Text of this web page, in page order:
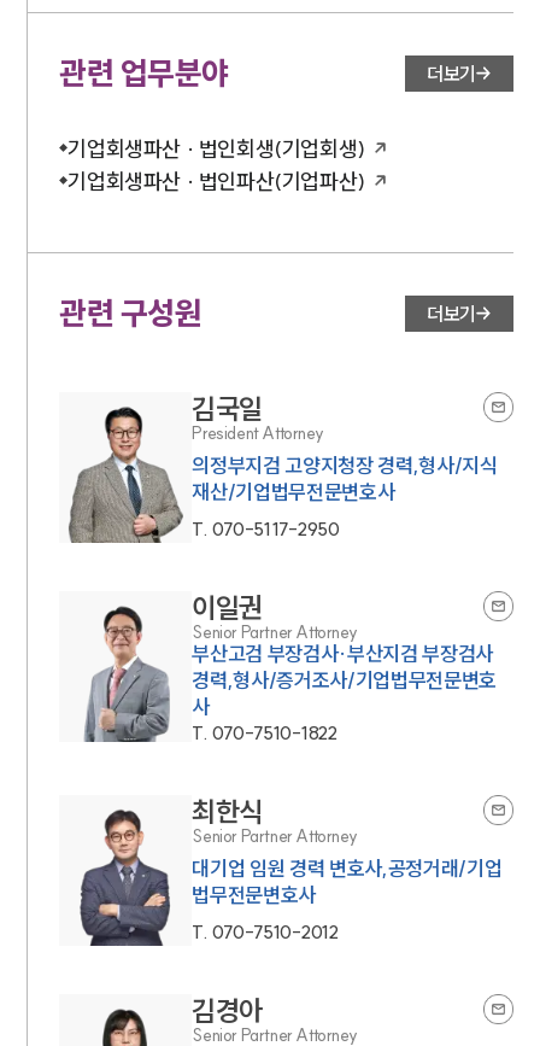
관련 업무분야 더보기
기업회생파산 · 법인회생(기업회생)
기업회생파산 · 법인파산(기업파산)
관련 구성원 더보기
김국일
President Attorney
의정부지검 고양지청장 경력,형사/지식
재산/기업법무전문변호사
T. 070-5117-2950
이일권
Senior Partner Attorney
부산고검 부장검사·부산지검 부장검사
경력,형사/증거조사/기업법무전문변호
사
T. 070-7510-1822
최한식
Senior Partner Attorney
대기업 임원 경력 변호사,공정거래/기업
법무전문변호사
T. 070-7510-2012
김경아
Senior Partner Attorney